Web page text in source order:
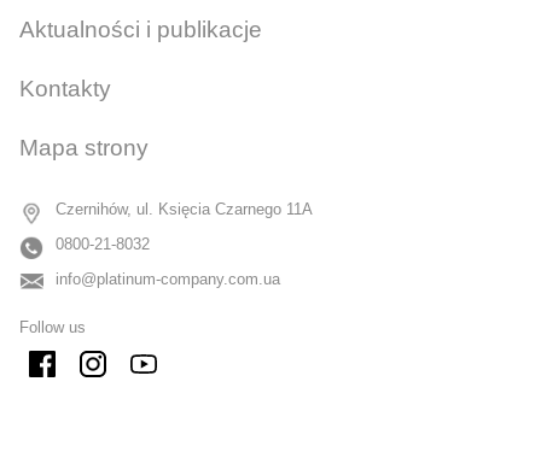
Aktualności i publikacje
Kontakty
Mapa strony
Czernihów, ul. Księcia Czarnego 11A
0800-21-8032
info@platinum-company.com.ua
Follow us